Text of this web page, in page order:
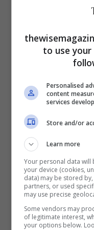
offre? Niente
Guarda tutte le partite
Questo
appassionati di
to use
Personalised
content
services
Store and/or
Learn more
Your personal data
your device (cookies,
data) may be stored
partners, or used
may use precise
Some vendors may
of legitimate interest,
your options below.